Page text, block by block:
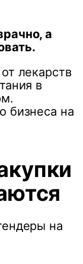
а
лекарств
в
бизнеса на
на